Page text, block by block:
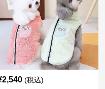
2,540 (税込)